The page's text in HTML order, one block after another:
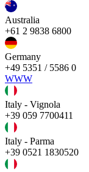
Australia
+61 2 9838 6800
Germany
+49 5351 / 5586 0
WWW
Italy - Vignola
+39 059 7700411
Italy - Parma
+39 0521 1830520